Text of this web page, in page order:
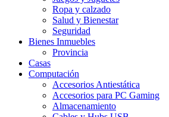
Ropa y calzado
Salud y Bienestar
Seguridad
Bienes Inmuebles
Provincia
Casas
Computación
Accesorios Antiestática
Accesorios para PC Gaming
Almacenamiento